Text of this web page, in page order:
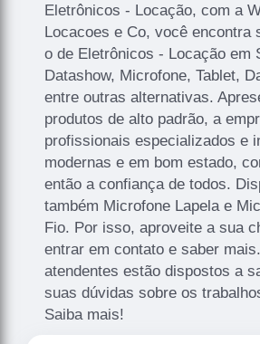
Eletrônicos - Locação, com a
Locacoes e Co, você encontra
o de Eletrônicos - Locação em
Datashow, Microfone, Tablet,
entre outras alternativas.
produtos de alto padrão, a
profissionais especializados e
modernas e em bom estado,
então a confiança de todos.
também Microfone Lapela e
Fio. Por isso, aproveite a sua
entrar em contato e saber
atendentes estão dispostos a
suas dúvidas sobre os
Saiba mais!